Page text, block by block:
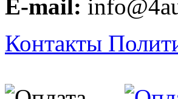
E-mail:
Контакты